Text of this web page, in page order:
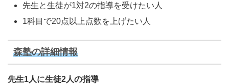
先生と生徒が1対2の指導を受けたい人
1科目で20点以上点数を上げたい人
森塾の詳細情報
先生1人に生徒2人の指導